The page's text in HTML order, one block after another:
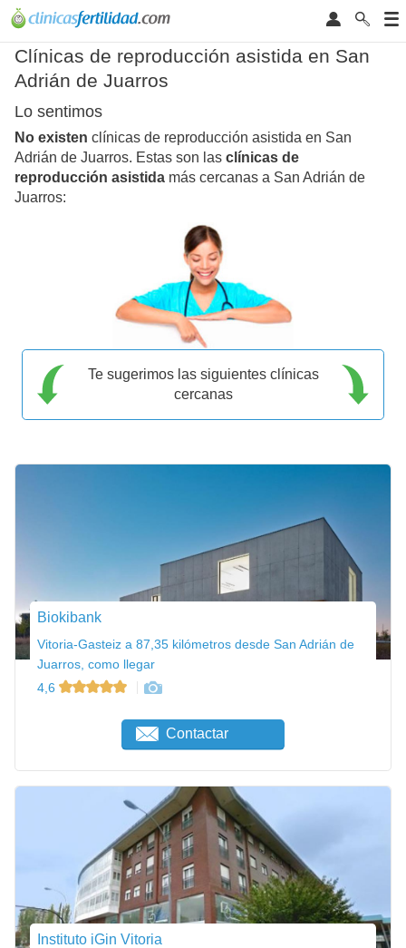
Clínicas de reproducción asistida en San
Adrián de Juarros
Lo sentimos
No existen clínicas de reproducción asistida en San
Adrián de Juarros. Estas son las clínicas de
reproducción asistida más cercanas a San Adrián de
Juarros:
Te sugerimos las siguientes clínicas
cercanas
Biokibank
Vitoria-Gasteiz a 87,35 kilómetros desde San Adrián de
Juarros, como llegar
4,6
Contactar
Instituto iGin Vitoria